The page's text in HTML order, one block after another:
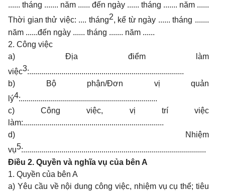
...... tháng ....... năm ...... đến ngày ...... tháng ....... năm ......
Thời gian thử việc: .... tháng2, kể từ ngày ...... tháng .......
năm ......đến ngày ...... tháng ....... năm ......
2. Công việc
a) Địa điểm làm
việc3:.............................................................................
b) Bộ phận/Đơn vị quản
lý4:....................................................................
c) Công việc, vị trí việc
làm:......................................................................
d) Nhiệm
vụ5:...........................................................................................
Điều 2. Quyền và nghĩa vụ của bên A
1. Quyền của bên A
a) Yêu cầu về nội dung công việc, nhiệm vụ cụ thể; tiêu